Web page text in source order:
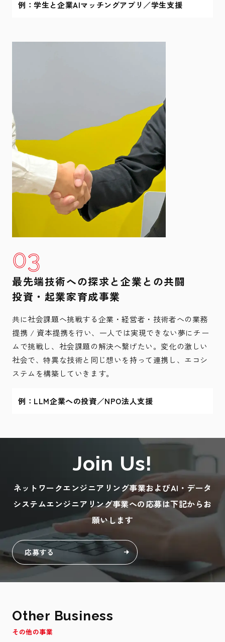
例：学生と企業AIマッチングアプリ／学生支援
最先端技術への探求と企業との共闘
投資・起業家育成事業
共に社会課題へ挑戦する企業・経営者・技術者への業務
提携 / 資本提携を行い、一人では実現できない夢にチー
ムで挑戦し、社会課題の解決へ繋げたい。変化の激しい
社会で、特異な技術と同じ想いを持って連携し、エコシ
ステムを構築していきます。
例：LLM企業への投資／NPO法人支援
Join Us!
ネットワークエンジニアリング事業およびAI・データ
システムエンジニアリング事業への応募は下記からお
願いします
応募する
Other Business
その他の事業